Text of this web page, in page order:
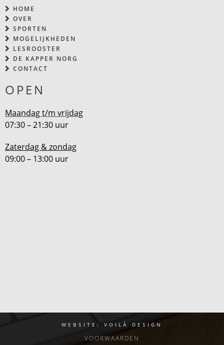
HOME
OVER
SPORTEN
MOGELIJKHEDEN
LESROOSTER
DE KAPPER NORG
CONTACT
OPEN
Maandag t/m vrijdag
07:30 – 21:30 uur
Zaterdag & zondag
09:00 – 13:00 uur
WEBSITE: VOILÀ DESIGN
VOORWAARDEN